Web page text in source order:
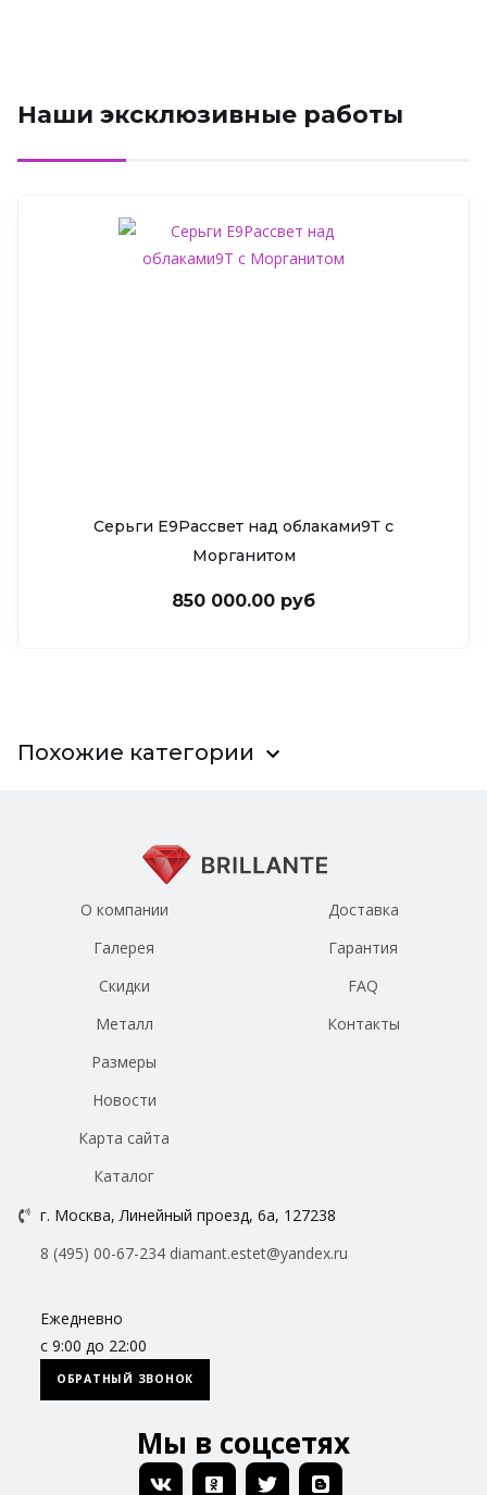
Наши эксклюзивные работы
Серьги Е9Рассвет над облаками9Т c
Морганитом
850 000.00 руб
Похожие категории
О компании
Галерея
Скидки
Металл
Размеры
Новости
Доставка
Гарантия
FAQ
Контакты
Карта сайта
Каталог
г. Москва, Линейный проезд, 6а, 127238
8 (495) 00-67-234 diamant.estet@yandex.ru
Ежедневно
с 9:00 до 22:00
ОБРАТНЫЙ ЗВОНОК
Мы в соцсетях